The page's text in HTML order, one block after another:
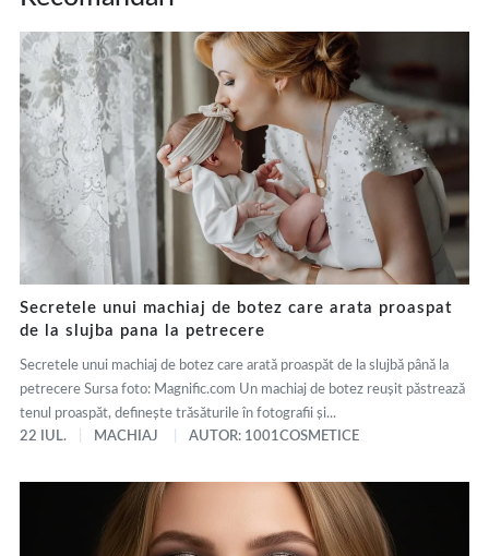
Secretele unui machiaj de botez care arata proaspat
de la slujba pana la petrecere
Secretele unui machiaj de botez care arată proaspăt de la slujbă până la
petrecere Sursa foto: Magnific.com Un machiaj de botez reușit păstrează
tenul proaspăt, definește trăsăturile în fotografii și...
22 IUL.
MACHIAJ AUTOR: 1001COSMETICE